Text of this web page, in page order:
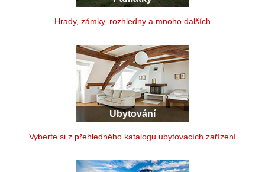
Hrady, zámky, rozhledny a mnoho dalších
Ubytování
Vyberte si z přehledného katalogu ubytovacích zařízení